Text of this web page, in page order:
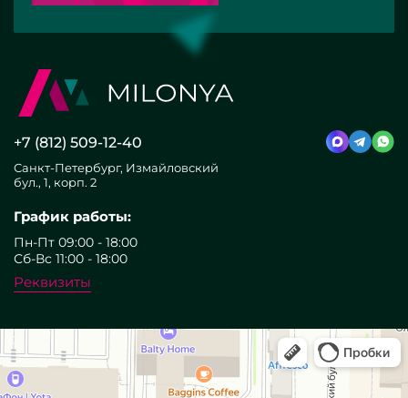
+7 (812) 509-12-40
Санкт-Петербург, Измайловский
бул., 1, корп. 2
График работы:
Пн-Пт 09:00 - 18:00
Сб-Вс 11:00 - 18:00
Реквизиты